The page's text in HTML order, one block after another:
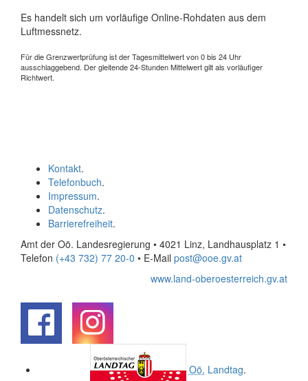
Es handelt sich um vorläufige Online-Rohdaten aus dem
Luftmessnetz.
Für die Grenzwertprüfung ist der Tagesmittelwert von 0 bis 24 Uhr
ausschlaggebend. Der gleitende 24-Stunden Mittelwert gilt als vorläufiger
Richtwert.
Kontakt.
Telefonbuch.
Impressum.
Datenschutz.
Barrierefreiheit.
Amt der Oö. Landesregierung • 4021 Linz, Landhausplatz 1 •
Telefon (+43 732) 77 20-0 • E-Mail post@ooe.gv.at
www.land-oberoesterreich.gv.at
Oö. Landtag.